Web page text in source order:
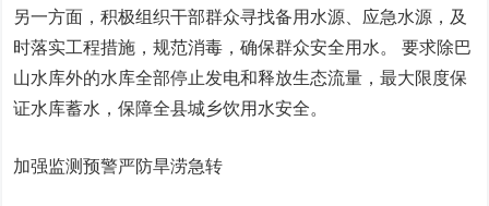
另一方面，积极组织干部群众寻找备用水源、应急水源，及
时落实工程措施，规范消毒，确保群众安全用水。 要求除巴
山水库外的水库全部停止发电和释放生态流量，最大限度保
证水库蓄水，保障全县城乡饮用水安全。
加强监测预警严防旱涝急转